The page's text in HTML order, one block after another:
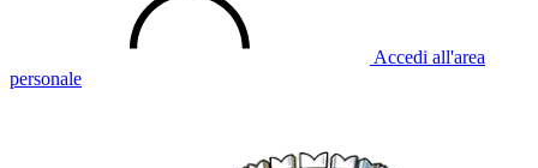
Accedi all'area
personale